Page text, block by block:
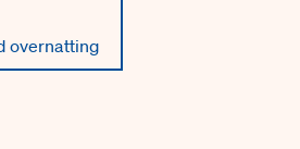
overnatting